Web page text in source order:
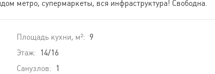
метро, супермаркеты, вся инфраструктура! Свободна.
Площадь кухни, м²: 9
Этаж:
14/16
Санузлов:
1